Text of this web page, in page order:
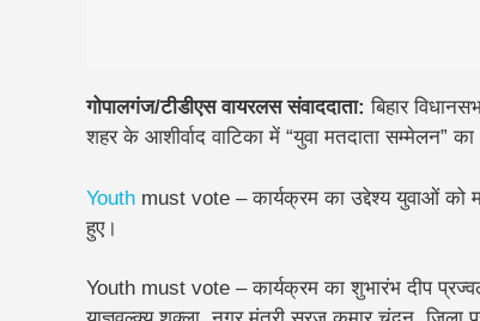
गोपालगंज/टीडीएस वायरलस संवाददाता:बिहार
शहर के आशीर्वाद वाटिका में “युवा मतदाता सम्मेलन” का
Youth must vote – कार्यक्रम का उद्देश्य युवाओं को
हुए।
Youth must vote – कार्यक्रम का शुभारंभ दीप